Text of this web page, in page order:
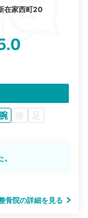
在家西町20
腕 膝 足
骨院の詳細を見る